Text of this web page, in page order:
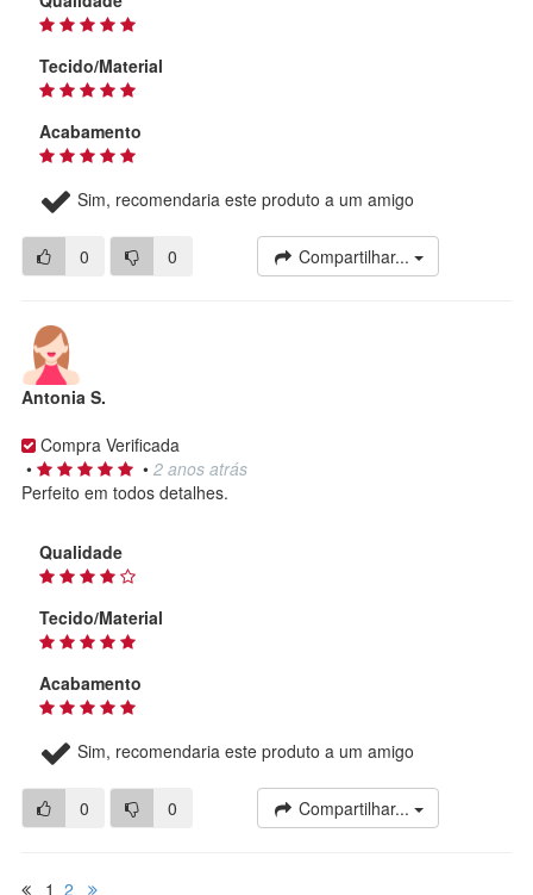
Tecido/Material
Acabamento
Sim, recomendaria este produto a um amigo
0 0 Compartilhar...
Antonia S.
Compra Verificada
•
• 2 anos atrás
Perfeito em todos detalhes.
Qualidade
Tecido/Material
Acabamento
Sim, recomendaria este produto a um amigo
0 0 Compartilhar...
1 2